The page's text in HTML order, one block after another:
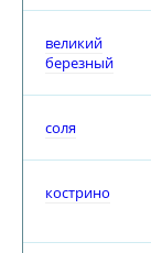
великий
березный
соля
кострино